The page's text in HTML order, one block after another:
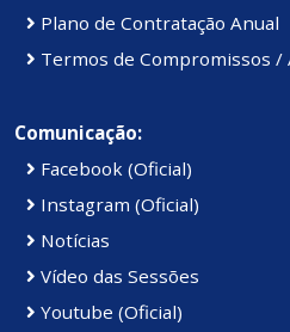
Plano de Contratação Anual
Termos de Compromissos /
Comunicação:
Facebook (Oficial)
Instagram (Oficial)
Notícias
Vídeo das Sessões
Youtube (Oficial)